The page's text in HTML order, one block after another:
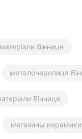
Вінниця
металочерепиця
Вінниця
магазины